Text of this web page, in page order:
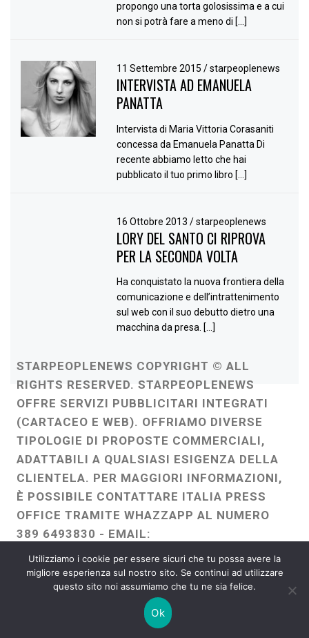
propongo una torta golosissima e a cui
non si potrà fare a meno di […]
11 Settembre 2015/ starpeoplenews
INTERVISTA AD EMANUELA
PANATTA
Intervista di Maria Vittoria Corasaniti
concessa da Emanuela Panatta Di
recente abbiamo letto che hai
pubblicato il tuo primo libro […]
16 Ottobre 2013/ starpeoplenews
LORY DEL SANTO CI RIPROVA
PER LA SECONDA VOLTA
Ha conquistato la nuova frontiera della
comunicazione e dell’intrattenimento
sul web con il suo debutto dietro una
macchina da presa. […]
STARPEOPLENEWS COPYRIGHT © ALL
RIGHTS RESERVED. STARPEOPLENEWS
OFFRE SERVIZI PUBBLICITARI INTEGRATI
(CARTACEO E WEB). OFFRIAMO DIVERSE
TIPOLOGIE DI PROPOSTE COMMERCIALI,
ADATTABILI A QUALSIASI ESIGENZA DELLA
CLIENTELA. PER MAGGIORI INFORMAZIONI,
È POSSIBILE CONTATTARE ITALIA PRESS
OFFICE TRAMITE WHAZZAPP AL NUMERO
389 6493830 - EMAIL:
ITALIAPRESSOFFICE@GMAIL.COM
WEBMASTER :FRANCESCO GENTILE
FREELANCE
Utilizziamo i cookie per essere sicuri che tu possa avere la
migliore esperienza sul nostro sito. Se continui ad utilizzare
questo sito noi assumiamo che tu ne sia felice.
Ok